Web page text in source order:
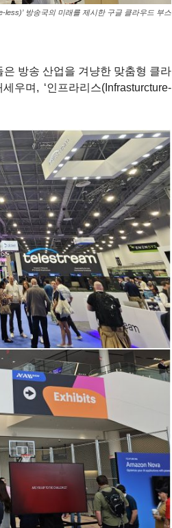
less)’ 방송국의 미래를 제시한 구글 클라우드 부스
방송 산업을 겨냥한 맞춤형 클라
우며, ‘인프라리스(Infrasturcture-